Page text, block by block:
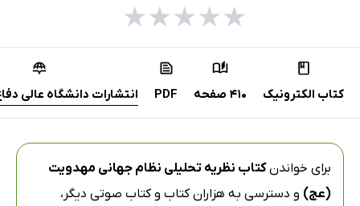
★
★
★
★
★
کتاب الکترونیک 410 صفحه PDF انتشارات دانشگاه عالی
برای خواندنکتاب نظریه تحلیلی نظام جهانی مهدویت
(عج) و دسترسی به هزاران کتاب و کتاب صوتی دیگر،